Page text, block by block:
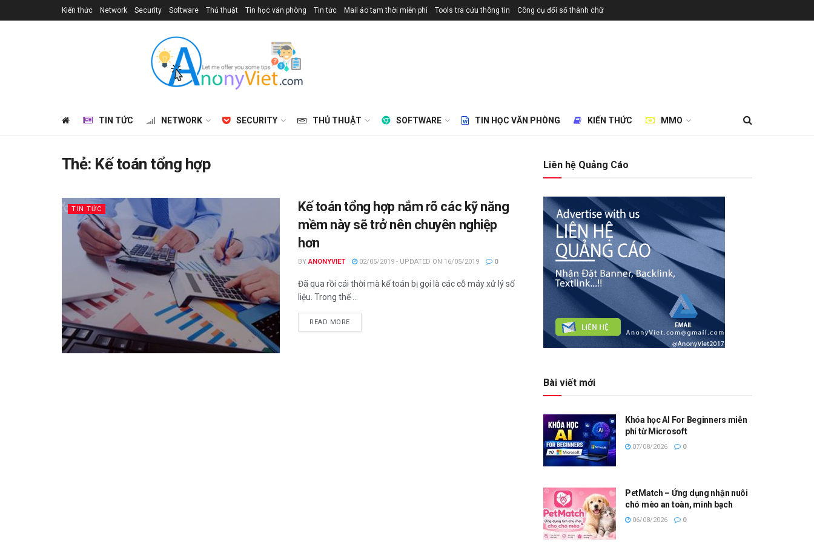
Kiến thức Network Security Software Thủ thuật Tin học văn phòng Tin tức Mail ảo tạm thời miễn phí Tools tra cứu thông tin Công cụ đổi số thành chữ
TIN TỨC NETWORK SECURITY THỦ THUẬT SOFTWARE TIN HỌC VĂN PHÒNG KIẾN THỨC MMO
Thẻ: Kế toán tổng hợp
TIN TỨC
Kế toán tổng hợp nắm rõ các kỹ năng
mềm này sẽ trở nên chuyên nghiệp
hơn
BY ANONYVIET 02/05/2019 - UPDATED ON 16/05/2019 0
Đã qua rồi cái thời mà kế toán bị gọi là các cỗ máy xử lý số
liệu. Trong thế ...
READ MOREDETAILS
Liên hệ Quảng Cáo
Bài viết mới
Khóa học AI For Beginners miễn
phí từ Microsoft
07/08/2026 0
PetMatch – Ứng dụng nhận nuôi
chó mèo an toàn, minh bạch
06/08/2026 0